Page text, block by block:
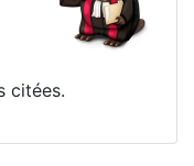
citées.